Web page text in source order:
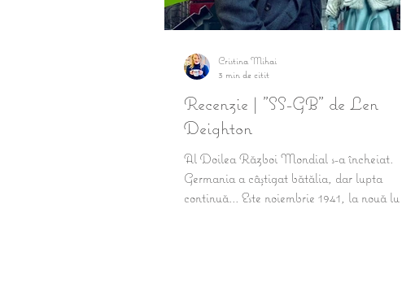
Recenzie | "SS-GB" de Len
Deighton
Al Doilea Război Mondial s-a încheiat.
Germania a câștigat bătălia, dar lupta
continuă... Este noiembrie 1941, la nouă luni
Cristina Mihai
3 min de citit